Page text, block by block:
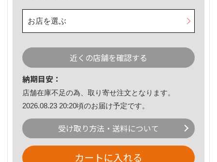
お店を選ぶ
近くの店舗を確認する
納期目安：
店舗在庫不足の為、取り寄せ注文となります。
2026.08.23 20:20頃のお届け予定です。
受け取り方法・送料について
カートに入れる